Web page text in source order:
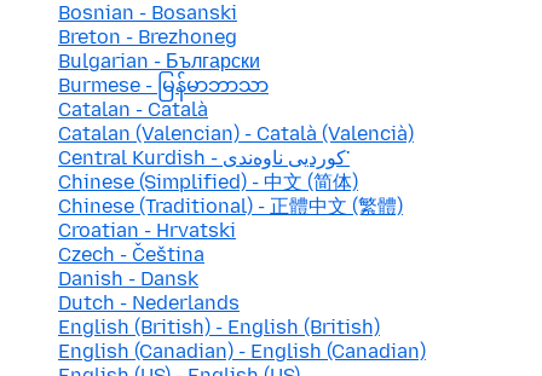
Bosnian - Bosanski
Breton - Brezhoneg
Bulgarian - Български
Burmese - မြန်မာဘာသာ
Catalan - Català
Catalan (Valencian) - Català (Valencià)
Central Kurdish - کوردیی ناوەندی་
Chinese (Simplified) - 中文 (简体)
Chinese (Traditional) - 正體中文 (繁體)
Croatian - Hrvatski
Czech - Čeština
Danish - Dansk
Dutch - Nederlands
English (British) - English (British)
English (Canadian) - English (Canadian)